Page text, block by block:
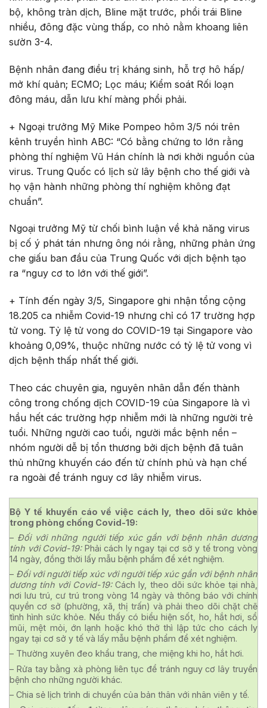
bộ, không tràn dịch, Bline mặt trước, phổi trái Bline
nhiều, đông đặc vùng thấp, co nhỏ nằm khoang liên
sườn 3-4.
Bệnh nhân đang điều trị kháng sinh, hỗ trợ hô hấp/
mở khí quản; ECMO; Lọc máu; Kiểm soát Rối loạn
đông máu, dẫn lưu khí màng phổi phải.
+ Ngoại trưởng Mỹ Mike Pompeo hôm 3/5 nói trên
kênh truyền hình ABC: “Có bằng chứng to lớn rằng
phòng thí nghiệm Vũ Hán chính là nơi khởi nguồn của
virus. Trung Quốc có lịch sử lây bệnh cho thế giới và
họ vận hành những phòng thí nghiệm không đạt
chuẩn”.
Ngoại trưởng Mỹ từ chối bình luận về khả năng virus
bị cố ý phát tán nhưng ông nói rằng, những phản ứng
che giấu ban đầu của Trung Quốc với dịch bệnh tạo
ra “nguy cơ to lớn với thế giới”.
+ Tính đến ngày 3/5, Singapore ghi nhận tổng cộng
18.205 ca nhiễm Covid-19 nhưng chỉ có 17 trường hợp
tử vong. Tỷ lệ tử vong do COVID-19 tại Singapore vào
khoảng 0,09%, thuộc những nước có tỷ lệ tử vong vì
dịch bệnh thấp nhất thế giới.
Theo các chuyên gia, nguyên nhân dẫn đến thành
công trong chống dịch COVID-19 của Singapore là vì
hầu hết các trường hợp nhiễm mới là những người trẻ
tuổi. Những người cao tuổi, người mắc bệnh nền –
nhóm người dễ bị tổn thương bởi dịch bệnh đã tuân
thủ những khuyến cáo đến từ chính phủ và hạn chế
ra ngoài để tránh nguy cơ lây nhiễm virus.
Bộ Y tế khuyến cáo về việc cách ly, theo dõi sức khỏe
trong phòng chống Covid-19:
– Đối với những người tiếp xúc gần với bệnh nhân dương
tính với Covid-19:Phải cách ly ngay tại cơ sở y tế trong vòng
14 ngày, đồng thời lấy mẫu bệnh phẩm để xét nghiệm.
– Đối với người tiếp xúc với người tiếp xúc gần với bệnh nhân
dương tính với Covid-19:Cách ly, theo dõi sức khỏe tại nhà,
nơi lưu trú, cư trú trong vòng 14 ngày và thông báo với chính
quyền cơ sở (phường, xã, thị trấn) và phải theo dõi chặt chẽ
tình hình sức khỏe. Nếu thấy có biểu hiện sốt, ho, hắt hơi, sổ
mũi, mệt mỏi, ớn lạnh hoặc khó thở thì lập tức cho cách ly
ngay tại cơ sở y tế và lấy mẫu bệnh phẩm để xét nghiệm.
– Thường xuyên đeo khẩu trang, che miệng khi ho, hắt hơi.
– Rửa tay bằng xà phòng liên tục để tránh nguy cơ lây truyền
bệnh cho những người khác.
– Chia sẻ lịch trình di chuyển của bản thân với nhân viên y tế.